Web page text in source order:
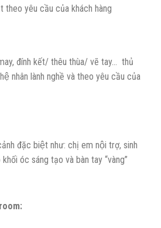
yêu cầu của khách hàng
đính kết/ thêu thùa/ vẽ tay… thủ
nhân lành nghề và theo yêu cầu của
đặc biệt như: chị em nội trợ, sinh
óc sáng tạo và bàn tay “vàng”